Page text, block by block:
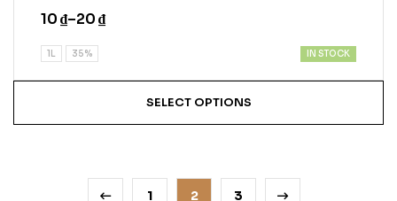
Rated
4.00out
10₫–20₫
1L 35% IN STOCK
SELECT OPTIONS
1 2 3